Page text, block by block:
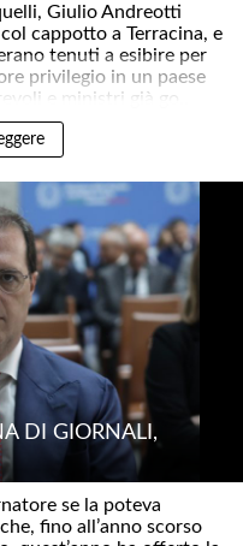
Giulio Andreotti
cappotto a Terracina, e
tenuti a esibire per
privilegio in un paese
e ministri già go..
DI GIORNALI,
se la poteva
fino all’anno scorso